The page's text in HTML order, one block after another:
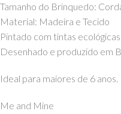
Tamanho do Brinquedo:
Material: Madeira e Tecido
Pintado com tintas
Desenhado e produzido em
Ideal para maiores de 6 anos.
Me and Mine